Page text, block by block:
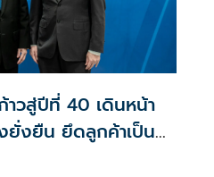
วสู่ปีที่ 40 เดินหน้า
ยั่งยืน ยึดลูกค้าเป็น